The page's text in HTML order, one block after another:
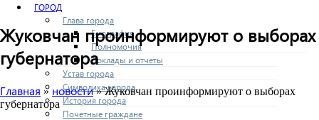
ГОРОД
Глава города
Биография
Полномочия
Доклады и отчеты
Устав города
Символика города
История города
Почетные граждане
Жуковчан проинформируют о выборах
губернатора
Главная » новости» Жуковчан проинформируют о выборах
губернатора